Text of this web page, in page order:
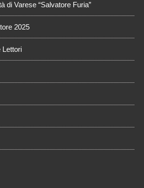
di Varese “Salvatore Furia”
2025
Lettori